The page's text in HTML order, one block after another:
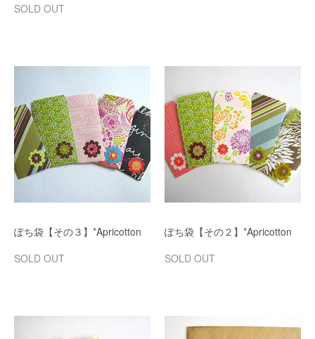
SOLD OUT
ぽち袋【その３】*Apricotton
SOLD OUT
ぽち袋【その２】*Apricotton
SOLD OUT